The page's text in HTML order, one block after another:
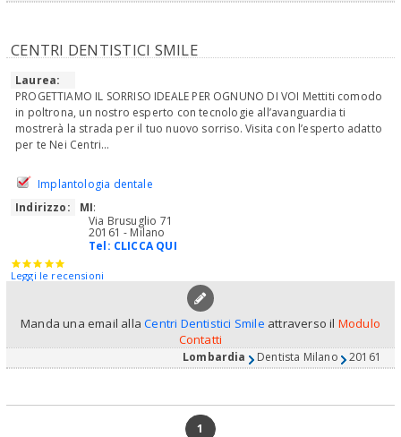
CENTRI DENTISTICI SMILE
Laurea:
PROGETTIAMO IL SORRISO IDEALE PER OGNUNO DI VOI Mettiti comodo
in poltrona, un nostro esperto con tecnologie all’avanguardia ti
mostrerà la strada per il tuo nuovo sorriso. Visita con l’esperto adatto
per te Nei Centri...
Implantologia dentale
Indirizzo:
MI:
Via Brusuglio 71
20161 - Milano
Tel: CLICCA QUI
Leggi le recensioni
Manda una email allaCentri Dentistici Smile attraverso il Modulo
Contatti
Lombardia Dentista Milano 20161
1